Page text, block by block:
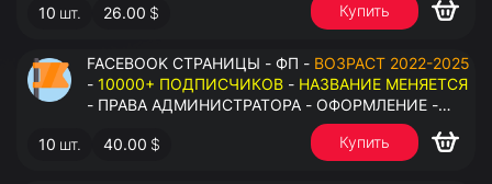
10 шт. 26.00 $ Купить
FACEBOOK СТРАНИЦЫ - ФП - ВОЗРАСТ 2022-2025
- 10000+ ПОДПИСЧИКОВ - НАЗВАНИЕ МЕНЯЕТСЯ
- ПРАВА АДМИНИСТРАТОРА - ОФОРМЛЕНИЕ -
ЗАПОЛНЕННАЯ ИНФОРМАЦИЯ - ПОД ВСЕ ГЕО
10 шт. 40.00 $ Купить